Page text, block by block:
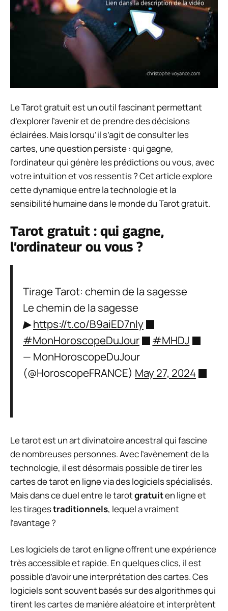
Le Tarot gratuit est un outil fascinant permettant
d’explorer l’avenir et de prendre des décisions
éclairées. Mais lorsqu’il s’agit de consulter les
cartes, une question persiste : qui gagne,
l’ordinateur qui génère les prédictions ou vous, avec
votre intuition et vos ressentis ? Cet article explore
cette dynamique entre la technologie et la
sensibilité humaine dans le monde du Tarot gratuit.
Tarot gratuit : qui gagne,
l’ordinateur ou vous ?
Tirage Tarot: chemin de la sagesse
Le chemin de la sagesse
▶https://t.co/B9aiED7nIy
#MonHoroscopeDuJour
#MHDJ
— MonHoroscopeDuJour
(@HoroscopeFRANCE) May 27, 2024
Le tarot est un art divinatoire ancestral qui fascine
de nombreuses personnes. Avec l’avènement de la
technologie, il est désormais possible de tirer les
cartes de tarot en ligne via des logiciels spécialisés.
Mais dans ce duel entre le tarotgratuiten ligne et
les tiragestraditionnels, lequel a vraiment
l’avantage ?
Les logiciels de tarot en ligne offrent une expérience
très accessible et rapide. En quelques clics, il est
possible d’avoir une interprétation des cartes. Ces
logiciels sont souvent basés sur des algorithmes qui
tirent les cartes de manière aléatoire et interprètent